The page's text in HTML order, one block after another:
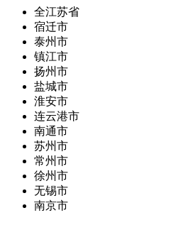
全江苏省
宿迁市
泰州市
镇江市
扬州市
盐城市
淮安市
连云港市
南通市
苏州市
常州市
徐州市
无锡市
南京市